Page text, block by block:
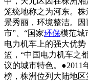
笼统地称之为河东。
景秀丽，环境整洁。因
市”、“国家环保模范城
电力机车上的强大优
篮，“中国电力机车之
议的城市特色。●2011
榜，株洲位列大陆地